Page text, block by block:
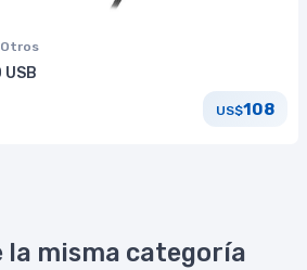
Otros
USB
US$108
la misma categoría